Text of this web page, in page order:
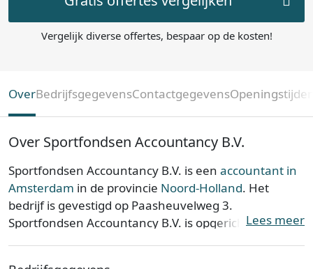
Vergelijk diverse offertes, bespaar op de kosten!
OverBedrijfsgegevensContactgegevens
Over Sportfondsen Accountancy B.V.
Sportfondsen Accountancy B.V. is een accountant in
Amsterdam in de provincie Noord-Holland. Het
bedrijf is gevestigd op Paasheuvelweg 3.
Sportfondsen Accountancy B.V. is opgericht op 22-04-
Lees meer